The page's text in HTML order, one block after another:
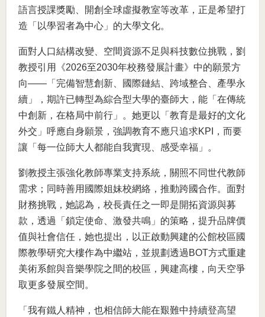
語言授課獎勵、開創全球虛擬教室等改革，正是希望打
造「以學習者為中心」的大學文化。
面對人口結構改變、空間資源不足與科技數位挑戰，劉
教授引用《2026至2030年校務發展計畫》中的願景方
向——「完備智慧創新、國際鏈結、跨域整合、產學永
續」，期許已轉型為綜合型大學的臺師大，能「在傳統
中創新，在格局中前行」。她更以「教育是最好的文化
外交」呼應自身願景，強調教育不應只追求KPI，而要
讓「每一位師大人都能自我實現、感受幸福」。
劉教授主張強化教師專業支持系統，關照不同世代教師
需求；同時善用國際姐妹校網絡，推動跨國合作。面對
財務挑戰，她認為，校長責任之一即是開拓資源與募
款，透過「鎖定使命、激發共鳴」的策略，提升品牌價
值與社會信任，她也提出，以正啟動興建的公館校區國
際教學研究大樓作為中繼站，並規劃透過BOT方式重建
美術系館與音樂學院之間的校區，興建高樓，向天空爭
取更多發展空間。
「我有鐵人精神，也相信師大能在艱難中持續登高望